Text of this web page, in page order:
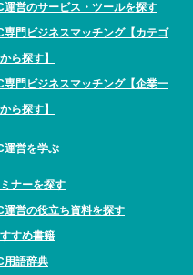
運営のサービス・ツールを探す
専門ビジネスマッチング【カテゴ
ら探す】
専門ビジネスマッチング【企業一
ら探す】
運営を学ぶ
ナーを探す
運営の役立ち資料を探す
すめ書籍
用語辞典